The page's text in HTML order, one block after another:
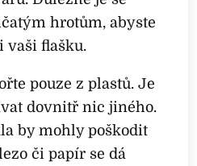
hrotům, abyste
vaši flašku.
pouze z plastů. Je
dovnitř nic jiného.
by mohly poškodit
či papír se dá